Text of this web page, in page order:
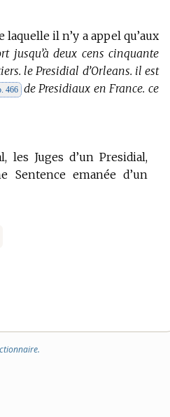
il n’y a appel qu’aux
jusqu’à deux cens cinquante
le Presidial d’Orleans. il est
466 de Presidiaux en France. ce
les Juges d’un Presidial,
emanée d’un